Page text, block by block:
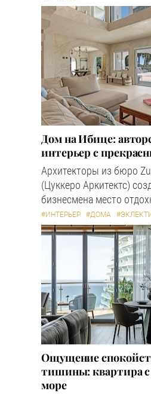
Дом на Ибице:
интерьер с
Архитекторы из бюро
(Цуккеро Аркитектс)
бизнесмена место
#ИНТЕРЬЕР #ДОМА
Ощущение
тишины: квартира
море